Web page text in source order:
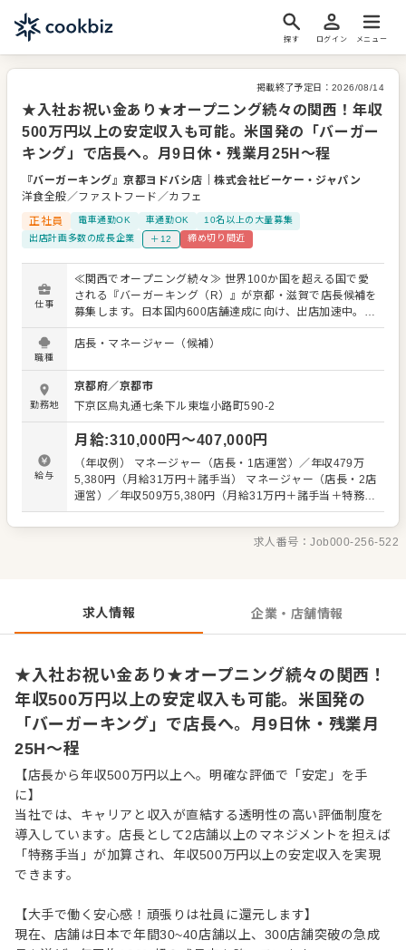
探す ログイン メニュー
掲載終了予定日： 2026/08/14
★入社お祝い金あり★オープニング続々の関西！年収
500万円以上の安定収入も可能。米国発の「バーガー
キング」で店長へ。月9日休・残業月25H～程
『バーガーキング』京都ヨドバシ店 ｜株式会社ビーケー・ジャパン
洋食全般／ファストフード／カフェ
正社員
電車通勤OK 車通勤OK
10名以上の大量募集
出店計画多数の成長企業
＋12 締め切り間近
仕事
≪関西でオープニング続々≫ 世界100か国を超える国で愛
される『バーガーキング（R）』が京都・滋賀で店長候補を
募集します。日本国内600店舗達成に向け、出店加速中。丁
寧な研修と明確な評価・昇進・昇格制度があり、 「マネジ
メントって自信がないな…」「経験なくて大丈夫かな」 と
のにして、SVのサポートの中、業務を運営しています。 と
いうのも当社ではマニュアルをきちんと整備。 「前の店長
はこうしていた」 「SVのBさんはこう言っていた」 などが
ないよう、正しい知識がスタッフ全員に等しく伝わるよう
に努めています。安心してキャリアアップをめざせる環境
です。 またスタッフの前職も様々で、飲食業界はもちろ
ん、元劇団員という人も。 「色んな世代、前職の人がいて
面白い」 「頑張った分の評価が見えるのがいい」 「ガツガ
て、お客様に喜んでもらってこそ…というスタンスがい
職種
店長・マネージャー（候補）
勤務地
京都府／京都市
下京区烏丸通七条下ル東塩小路町590-2
給与
月給:310,000円〜407,000円
（年収例） マネージャー（店長・1店運営）／年収479万
5,380円（月給31万円＋諸手当） マネージャー（店長・2店
運営）／年収509万5,380円（月給31万円＋諸手当＋特務手
当） シニアマネージャー（1店運営）／年収541万4,040円
（月給35万円＋諸手当） シニアマネージャー（2店運営）
／年収571万4,040円（月給35万円＋諸手当＋特務手当）
し） ※固定残業代30時間分（55,230円～）を含む。超過分
求人番号：Job000-256-522
求人情報 企業・店舗情報
★入社お祝い金あり★オープニング続々の関西！
年収500万円以上の安定収入も可能。米国発の
「バーガーキング」で店長へ。月9日休・残業月
25H～程
【店長から年収500万円以上へ。明確な評価で「安定」を手
に】
当社では、キャリアと収入が直結する透明性の高い評価制度を
導入しています。店長として2店舗以上のマネジメントを担えば
「特務手当」が加算され、年収500万円以上の安定収入を実現
できます。
【大手で働く安心感！頑張りは社員に還元します】
現在、店舗は日本で年間30~40店舗以上、300店舗突破の急成